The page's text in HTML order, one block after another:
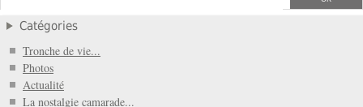
Catégories
Tronche de vie...
Photos
Actualité
La nostalgie camarade...